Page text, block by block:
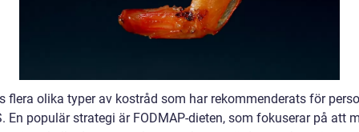
flera olika typer av kostråd som har rekommenderats för
En populär strategi är FODMAP-dieten, som fokuserar på att